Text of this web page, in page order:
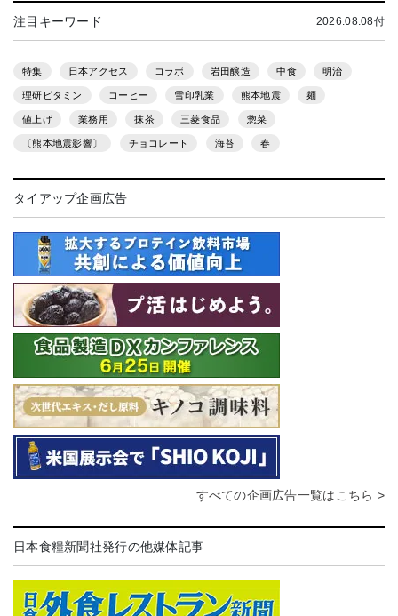
注目キーワード 2026.08.08付
特集 日本アクセス コラボ 岩田醸造 中食 明治
理研ビタミン コーヒー 雪印乳業 熊本地震 麺
値上げ 業務用 抹茶 三菱食品 惣菜
〔熊本地震影響〕 チョコレート 海苔 春
タイアップ企画広告
すべての企画広告一覧はこちら >
日本食糧新聞社発行の他媒体記事